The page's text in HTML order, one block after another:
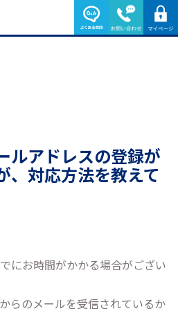
ルアドレスの登録が
、対応方法を教えて
にお時間がかかる場合がござい
らのメールを受信されているか